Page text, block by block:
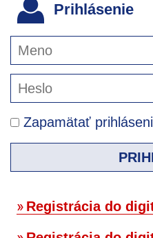
Prihlásenie
Zapamätať
Registrácia do